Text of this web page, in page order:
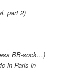
part 2)
BB-sock…)
in Paris in